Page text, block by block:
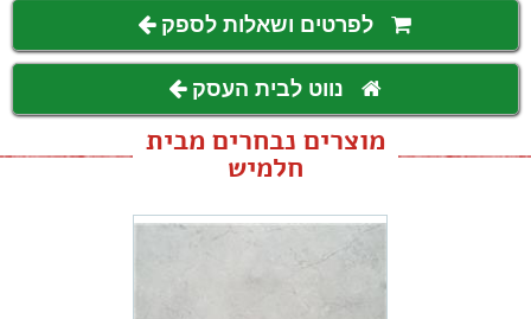
לפרטים ושאלות לספק
נווט לבית העסק
מוצרים נבחרים מבית
חלמיש